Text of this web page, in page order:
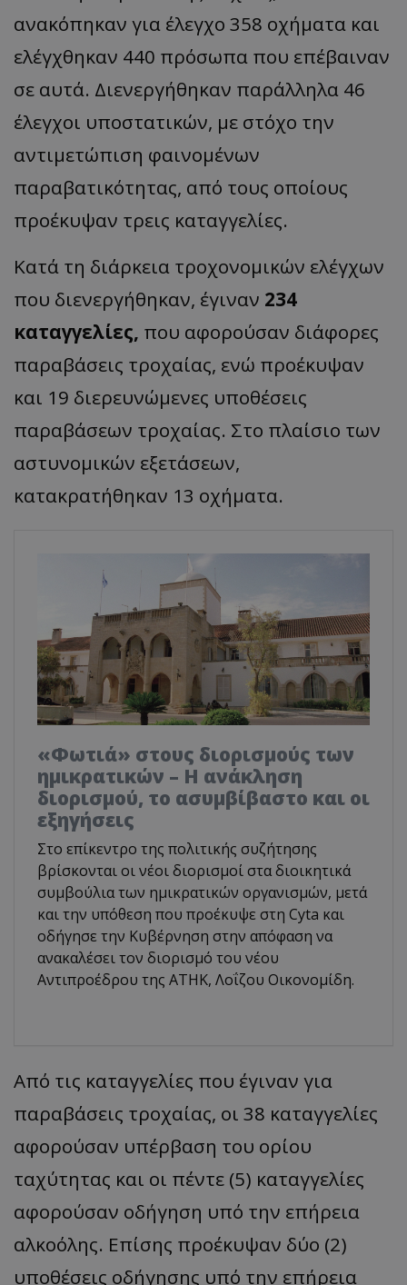
ανακόπηκαν για έλεγχο 358 οχήματα και
ελέγχθηκαν 440 πρόσωπα που επέβαιναν
σε αυτά. Διενεργήθηκαν παράλληλα 46
έλεγχοι υποστατικών, με στόχο την
αντιμετώπιση φαινομένων
παραβατικότητας, από τους οποίους
προέκυψαν τρεις καταγγελίες.
Κατά τη διάρκεια τροχονομικών ελέγχων
που διενεργήθηκαν, έγιναν 234
καταγγελίες, που αφορούσαν διάφορες
παραβάσεις τροχαίας, ενώ προέκυψαν
και 19 διερευνώμενες υποθέσεις
παραβάσεων τροχαίας. Στο πλαίσιο των
αστυνομικών εξετάσεων,
κατακρατήθηκαν 13 οχήματα.
«Φωτιά» στους διορισμούς των
ημικρατικών – Η ανάκληση
διορισμού, το ασυμβίβαστο και οι
εξηγήσεις
Στο επίκεντρο της πολιτικής συζήτησης
βρίσκονται οι νέοι διορισμοί στα διοικητικά
συμβούλια των ημικρατικών οργανισμών, μετά
και την υπόθεση που προέκυψε στη Cyta και
οδήγησε την Κυβέρνηση στην απόφαση να
ανακαλέσει τον διορισμό του νέου
Αντιπροέδρου της ΑΤΗΚ, Λοΐζου Οικονομίδη.
Από τις καταγγελίες που έγιναν για
παραβάσεις τροχαίας, οι 38 καταγγελίες
αφορούσαν υπέρβαση του ορίου
ταχύτητας και οι πέντε (5) καταγγελίες
αφορούσαν οδήγηση υπό την επήρεια
αλκοόλης. Επίσης προέκυψαν δύο (2)
υποθέσεις οδήγησης υπό την επήρεια